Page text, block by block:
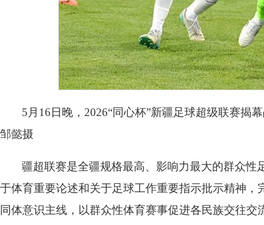
5月16日晚，2026“同心杯”新疆足球超级联赛揭
邹懿摄
疆超联赛是全疆规格最高、影响力最大的群众
于体育重要论述和关于足球工作重要指示批示精神
同体意识主线，以群众性体育赛事促进各民族交往